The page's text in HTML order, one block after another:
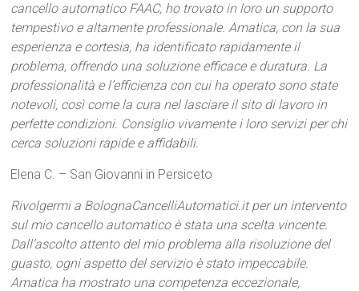
cancello automatico FAAC, ho trovato in loro un supporto
tempestivo e altamente professionale. Amatica, con la sua
esperienza e cortesia, ha identificato rapidamente il
problema, offrendo una soluzione efficace e duratura. La
professionalità e l’efficienza con cui ha operato sono state
notevoli, così come la cura nel lasciare il sito di lavoro in
perfette condizioni. Consiglio vivamente i loro servizi per chi
cerca soluzioni rapide e affidabili.
Elena C. – San Giovanni in Persiceto
Rivolgermi a BolognaCancelliAutomatici.it per un intervento
sul mio cancello automatico è stata una scelta vincente.
Dall’ascolto attento del mio problema alla risoluzione del
guasto, ogni aspetto del servizio è stato impeccabile.
Amatica ha mostrato una competenza eccezionale,